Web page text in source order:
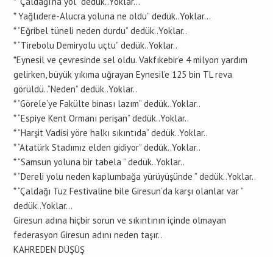
* Yağlıdere-Alucra yoluna ne oldu” dedük..Yoklar…
* “Eğribel tüneli neden durdu” dedük..Yoklar..
* “Tirebolu Demiryolu uçtu” dedük..Yoklar..
*Eynesil ve çevresinde sel oldu. Vakfıkebir’e 4 milyon yardım
gelirken, büyük yıkıma uğrayan Eynesil’e 125 bin TL reva
görüldü..”Neden” dedük..Yoklar..
* “Görele’ye Fakülte binası lazım” dedük..Yoklar..
* “Espiye Kent Ormanı perişan” dedük..Yoklar..
* “Harşit Vadisi yöre halkı sıkıntıda” dedük..Yoklar..
* “Atatürk Stadımız elden gidiyor” dedük..Yoklar..
* “Samsun yoluna bir tabela ” dedük..Yoklar..
* “Dereli yolu neden kaplumbağa yürüyüşünde ” dedük..Yoklar..
* “Çaldağı Tuz Festivaline bile Giresun’da karşı olanlar var ”
dedük..Yoklar…
Giresun adına hiçbir sorun ve sıkıntının içinde olmayan
federasyon Giresun adını neden taşır..
KAHREDEN DÜŞÜŞ